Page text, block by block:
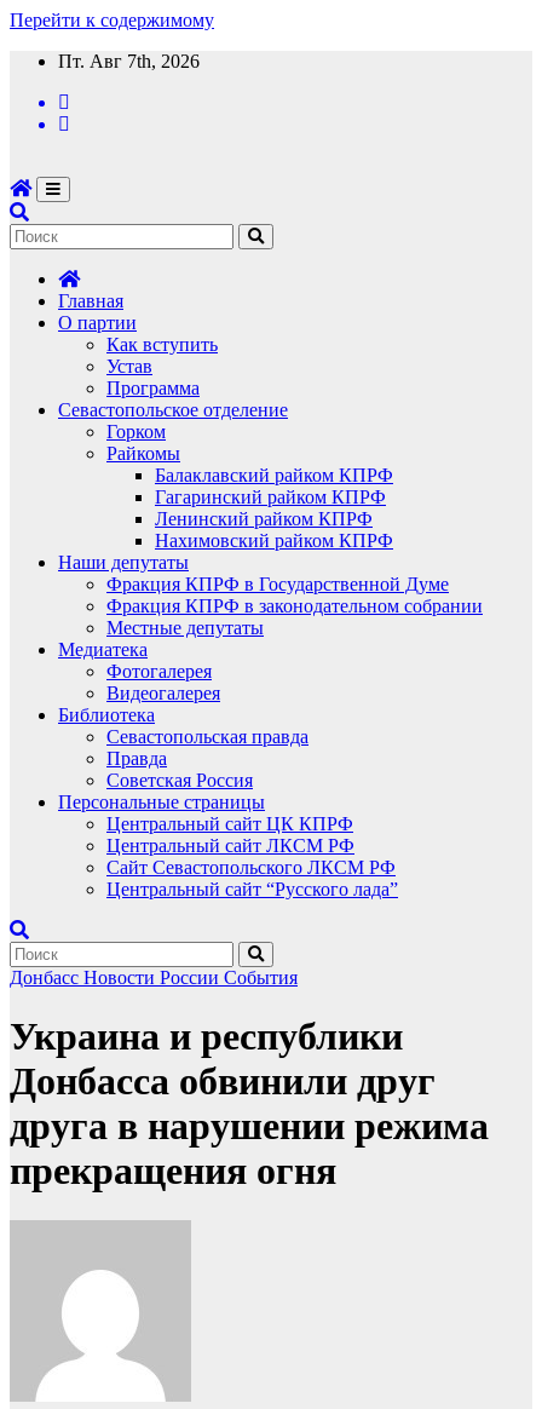
Перейти к содержимому
Пт. Авг 7th, 2026
Главная
О партии
Как вступить
Устав
Программа
Севастопольское отделение
Горком
Райкомы
Балаклавский райком КПРФ
Гагаринский райком КПРФ
Ленинский райком КПРФ
Нахимовский райком КПРФ
Наши депутаты
Фракция КПРФ в Государственной Думе
Фракция КПРФ в законодательном собрании
Местные депутаты
Медиатека
Фотогалерея
Видеогалерея
Библиотека
Севастопольская правда
Правда
Советская Россия
Персональные страницы
Центральный сайт ЦК КПРФ
Центральный сайт ЛКСМ РФ
Сайт Севастопольского ЛКСМ РФ
Центральный сайт “Русского лада”
Донбасс Новости России События
Украина и республики
Донбасса обвинили друг
друга в нарушении режима
прекращения огня